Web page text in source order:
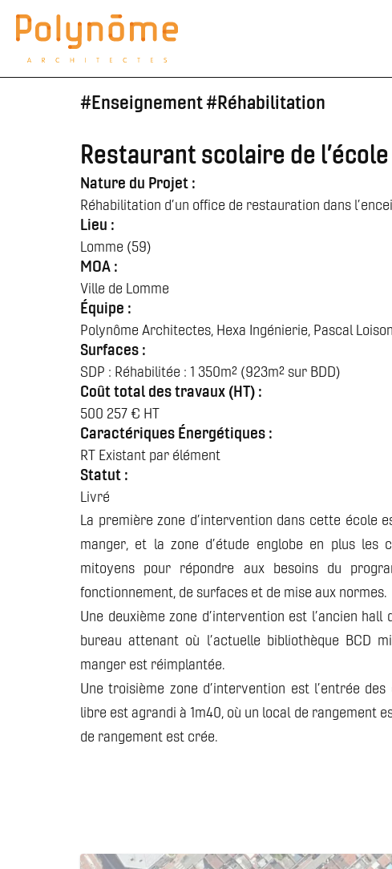
#Enseignement#Réhabilitation
La première zone d’intervention dans cette école
manger, et la zone d’étude englobe en plus les
mitoyens pour répondre aux besoins du
fonctionnement, de surfaces et de mise aux normes.
Une deuxième zone d’intervention est l’ancien hall
bureau attenant où l’actuelle bibliothèque BCD
manger est réimplantée.
Une troisième zone d’intervention est l’entrée
libre est agrandi à 1m40, où un local de rangement
de rangement est crée.
Restaurant scolaire de
Nature du Projet :
Réhabilitation d’un office de restauration dans
Lieu :
Lomme (59)
MOA :
Ville de Lomme
Équipe :
Polynôme Architectes, Hexa Ingénierie, Pascal Loison
Surfaces :
SDP : Réhabilitée : 1 350m² (923m² sur BDD)
Coût total des travaux (HT) :
500 257 € HT
Caractériques Énergétiques :
RT Existant par élément
Statut :
Livré